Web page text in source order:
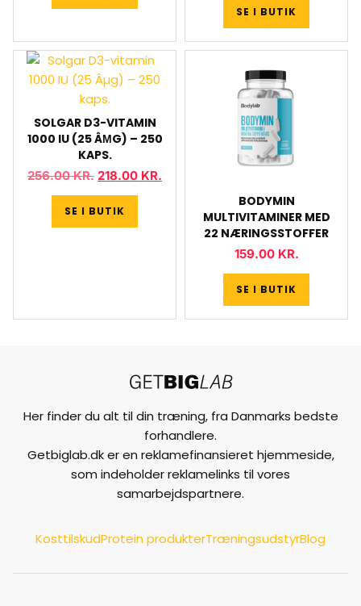
SE I BUTIK
SOLGAR D3-VITAMIN
1000 IU (25 ÂΜG) – 250
KAPS.
256.00KR. 218.00 KR.
SE I BUTIK
BODYMIN
MULTIVITAMINER MED
22 NÆRINGSSTOFFER
159.00 KR.
SE I BUTIK
Her finder du alt til din træning, fra Danmarks bedste
forhandlere.
Getbiglab.dk er en reklamefinansieret hjemmeside,
som indeholder reklamelinks til vores
samarbejdspartnere.
KosttilskudProtein produkterTræningsudstyrBlog